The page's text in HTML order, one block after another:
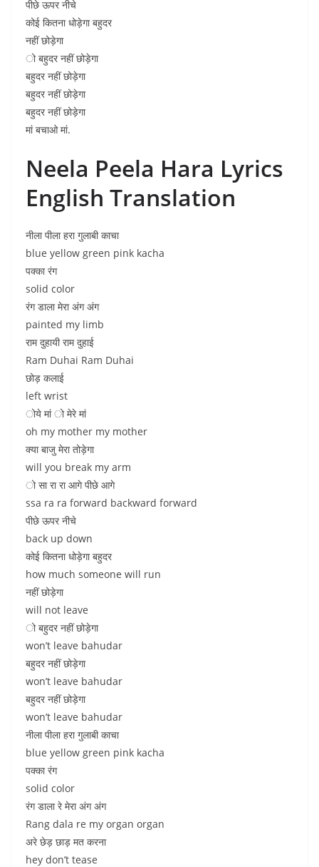
पीछे ऊपर नीचे
कोई कितना धोड़ेगा बहुदर
नहीं छोड़ेगा
ो बहुदर नहीं छोड़ेगा
बहुदर नहीं छोड़ेगा
बहुदर नहीं छोड़ेगा
बहुदर नहीं छोड़ेगा
मां बचाओ मां.
Neela Peela Hara Lyrics
English Translation
नीला पीला हरा गुलाबी काचा
blue yellow green pink kacha
पक्का रंग
solid color
रंग डाला मेरा अंग अंग
painted my limb
राम दुहायी राम दुहाई
Ram Duhai Ram Duhai
छोड़ कलाई
left wrist
ोये मां ो मेरे मां
oh my mother my mother
क्या बाजु मेरा तोड़ेगा
will you break my arm
ो सा रा रा आगे पीछे आगे
ssa ra ra forward backward forward
पीछे ऊपर नीचे
back up down
कोई कितना धोड़ेगा बहुदर
how much someone will run
नहीं छोड़ेगा
will not leave
ो बहुदर नहीं छोड़ेगा
won’t leave bahudar
बहुदर नहीं छोड़ेगा
won’t leave bahudar
बहुदर नहीं छोड़ेगा
won’t leave bahudar
नीला पीला हरा गुलाबी काचा
blue yellow green pink kacha
पक्का रंग
solid color
रंग डाला रे मेरा अंग अंग
Rang dala re my organ organ
अरे छेड़ छाड़ मत करना
hey don’t tease